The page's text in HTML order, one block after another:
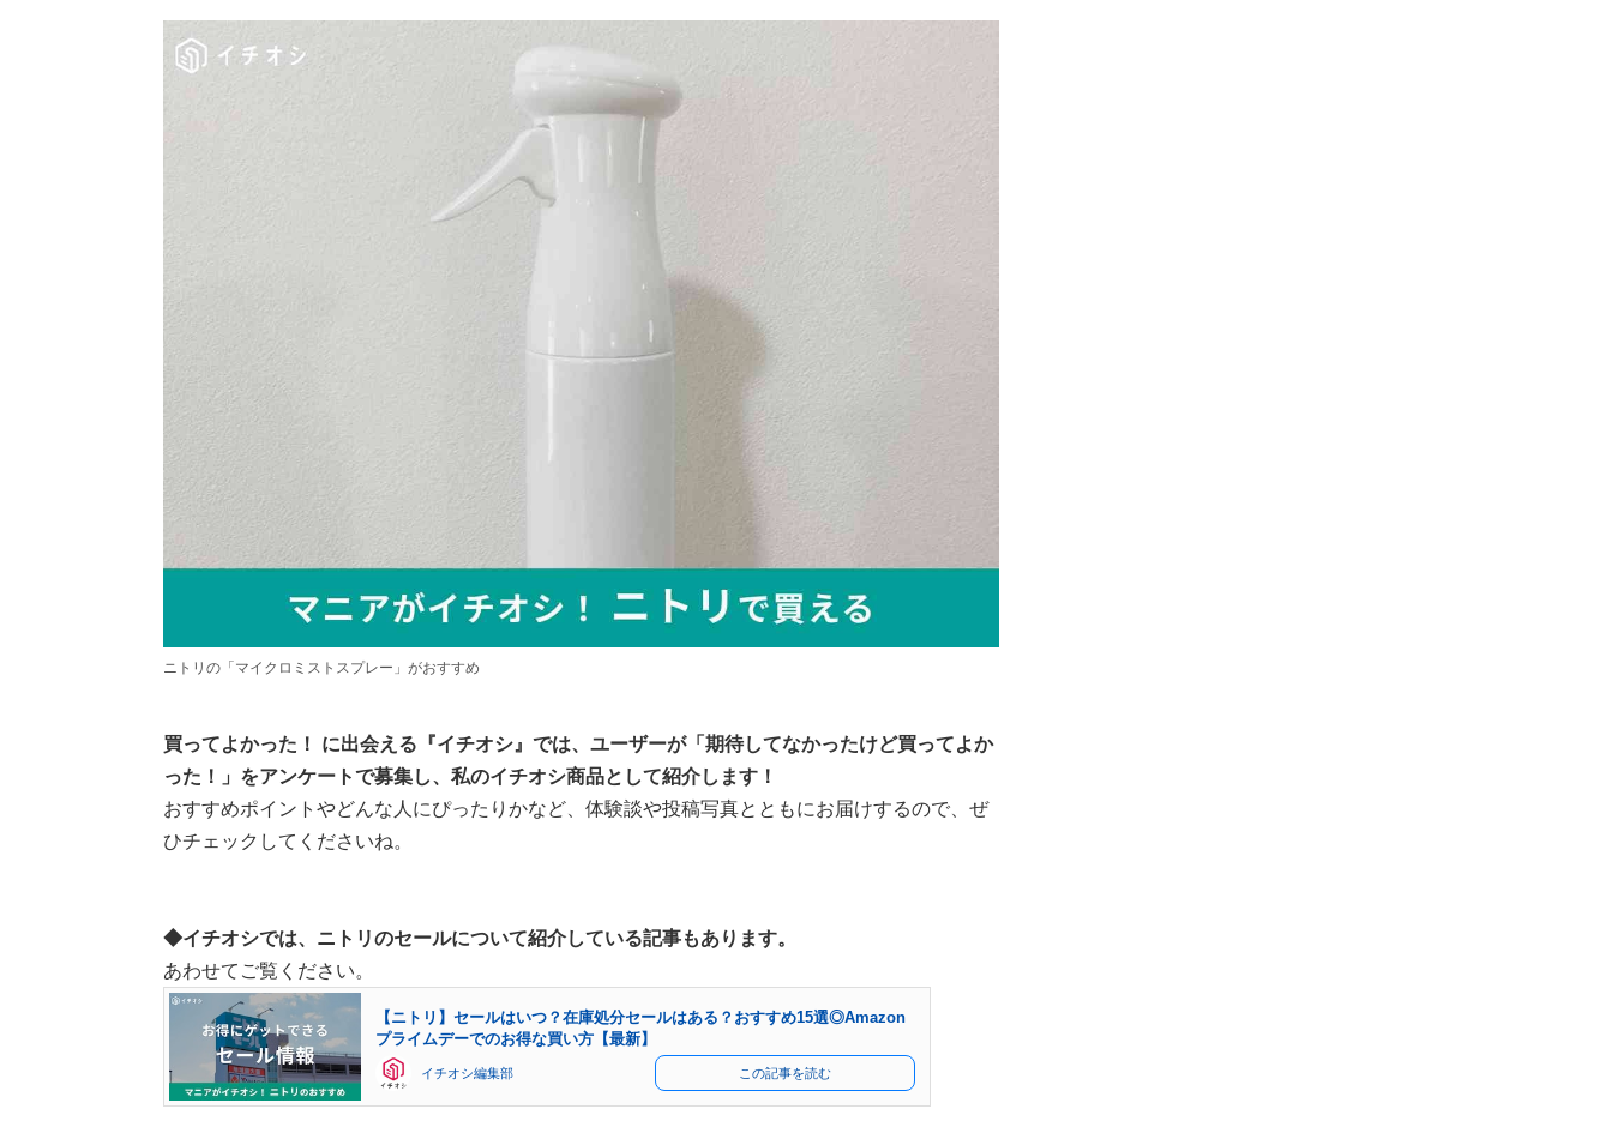
ニトリの「マイクロミストスプレー」がおすすめ
買ってよかった！ に出会える『イチオシ』では、ユーザーが「期待してなかったけど買ってよか
った！」をアンケートで募集し、私のイチオシ商品として紹介します！
おすすめポイントやどんな人にぴったりかなど、体験談や投稿写真とともにお届けするので、ぜ
ひチェックしてくださいね。
◆イチオシでは、ニトリのセールについて紹介している記事もあります。
あわせてご覧ください。
【ニトリ】セールはいつ？在庫処分セールはある？おすすめ15選◎Amazon
プライムデーでのお得な買い方【最新】
イチオシ編集部 この記事を読む